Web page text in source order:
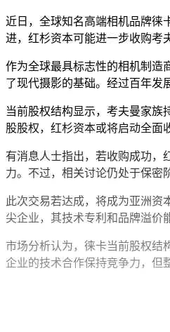
近日，全球知名高端相机品牌徕
进，红杉资本可能进一步收购考
作为全球最具标志性的相机制造
了现代摄影的基础。经过百年发
当前股权结构显示，考夫曼家族
股股权，红杉资本或将启动全面
有消息人士指出，若收购成功，
力。不过，相关讨论仍处于保密
此次交易若达成，将成为亚洲资
尖企业，其技术专利和品牌溢价
市场分析认为，徕卡当前股权结
企业的技术合作保持竞争力，但